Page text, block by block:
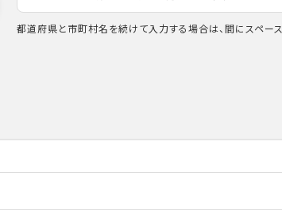
都道府県と市町村名を続けて入力する場合は、間にスペー